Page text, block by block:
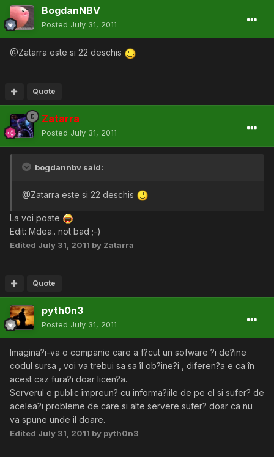
BogdanNBV
Posted July 31, 2011
@Zatarra este si 22 deschis
Quote
Zatarra
Posted July 31, 2011
bogdannbv said:
@Zatarra este si 22 deschis
La voi poate
Edit: Mdea.. not bad ;-)
Edited July 31, 2011 by Zatarra
Quote
pyth0n3
Posted July 31, 2011
Imagina?i-va o companie care a f?cut un sofware ?i de?ine
codul sursa , voi va trebui sa sa îl ob?ine?i , diferen?a e ca în
acest caz fura?i doar licen?a.
Serverul e public împreun? cu informa?iile de pe el si sufer? de
acelea?i probleme de care si alte servere sufer? doar ca nu
va spune unde il doare.
Edited July 31, 2011 by pyth0n3